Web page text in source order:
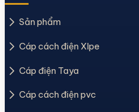
Sản phẩm
Cáp cách điện Xlpe
Cáp điện Taya
Cáp cách điện pvc